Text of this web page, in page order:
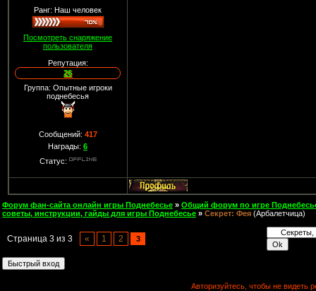
Ранг: Наш человек
Посмотреть снаряжение
пользователя
Репутация:
26
Группа: Опытные игроки
поднебесья
Сообщений: 417
Награды: 6
Статус:
Форум фан-сайта онлайн игры Поднебесье » Общий форум по игре
советы, инструкции, гайды для игры Поднебесье » Секрет: Фея (Арбалетчица)
Страница 3 из 3 « 1 2 3
Авторизуйтесь, чтобы не видеть